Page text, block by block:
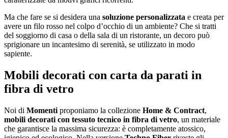
Ma che fare se si desidera una soluzione personalizzata e creata per
avere un filo rosso nel colpo d’occhio di un ambiente? Che si tratti
del soggiorno di casa o della sala di un ristorante, un decoro può
sprigionare un incantesimo di serenità, se utilizzato in modo
sapiente.
Mobili decorati con carta da parati in
fibra di vetro
Noi di Momenti proponiamo la collezione Home & Contract,
mobili decorati con tessuto tecnico in fibra di vetro, un materiale
che garantisce la massima sicurezza: è completamente atossico,